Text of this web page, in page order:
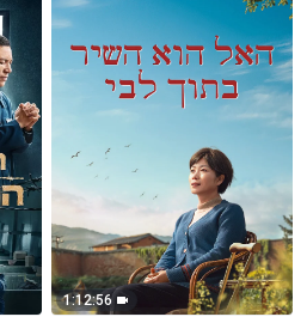
1:12:56